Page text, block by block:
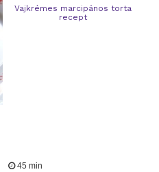
Vajkrémes marcipános torta
recept
45 min